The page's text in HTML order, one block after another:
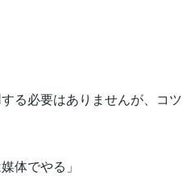
る必要はありませんが、コツ
体でやる」